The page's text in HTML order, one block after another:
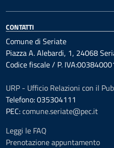
CONTATTI
Comune di Seriate
Piazza A. Alebardi, 1, 24068
Codice fiscale / P.
URP - Ufficio Relazioni con il
Telefono: 035304111
PEC:comune.seriate@pec.it
Leggi le FAQ
Prenotazione appuntamento